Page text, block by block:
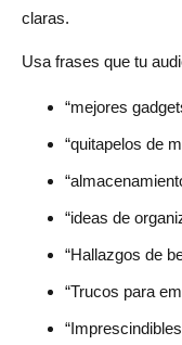
claras.
Usa frases que tu
“mejores
“quitapelos de
“ideas de
“Hallazgos de
“Trucos para